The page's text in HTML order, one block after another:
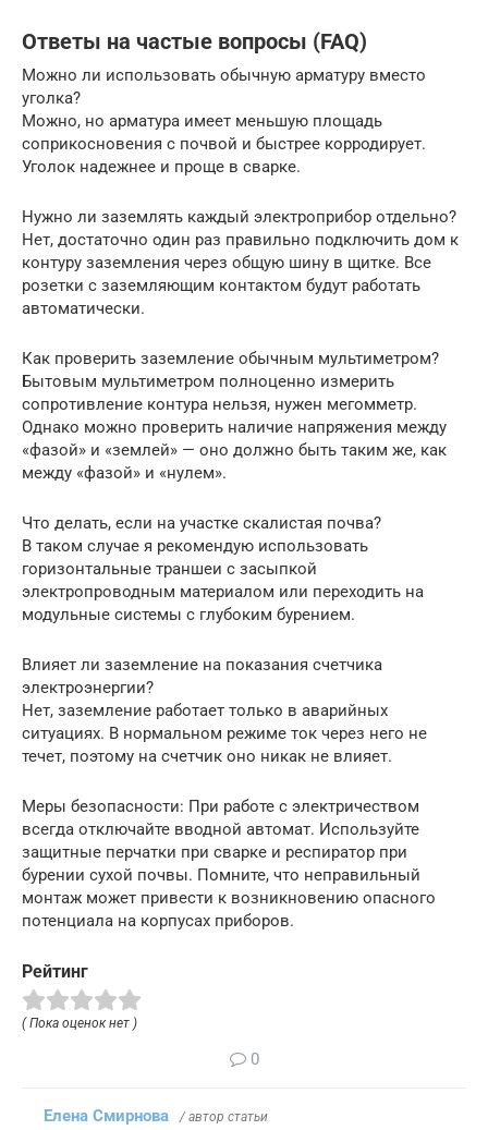
Ответы на частые вопросы (FAQ)
Можно ли использовать обычную арматуру вместо
уголка?
Можно, но арматура имеет меньшую площадь
соприкосновения с почвой и быстрее корродирует.
Уголок надежнее и проще в сварке.
Нужно ли заземлять каждый электроприбор отдельно?
Нет, достаточно один раз правильно подключить дом к
контуру заземления через общую шину в щитке. Все
розетки с заземляющим контактом будут работать
автоматически.
Как проверить заземление обычным мультиметром?
Бытовым мультиметром полноценно измерить
сопротивление контура нельзя, нужен мегомметр.
Однако можно проверить наличие напряжения между
«фазой» и «землей» — оно должно быть таким же, как
между «фазой» и «нулем».
Что делать, если на участке скалистая почва?
В таком случае я рекомендую использовать
горизонтальные траншеи с засыпкой
электропроводным материалом или переходить на
модульные системы с глубоким бурением.
Влияет ли заземление на показания счетчика
электроэнергии?
Нет, заземление работает только в аварийных
ситуациях. В нормальном режиме ток через него не
течет, поэтому на счетчик оно никак не влияет.
Меры безопасности: При работе с электричеством
всегда отключайте вводной автомат. Используйте
защитные перчатки при сварке и респиратор при
бурении сухой почвы. Помните, что неправильный
монтаж может привести к возникновению опасного
потенциала на корпусах приборов.
Рейтинг
( Пока оценок нет )
0
Елена Смирнова / автор статьи